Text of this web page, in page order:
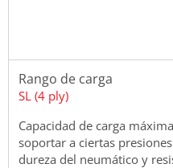
Rango de carga
SL (4 ply)
Capacidad de carga
soportar a ciertas
dureza del neumático y